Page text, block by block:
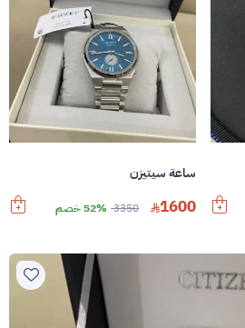
ساعة سيتيزن
1600
3350 52% خصم